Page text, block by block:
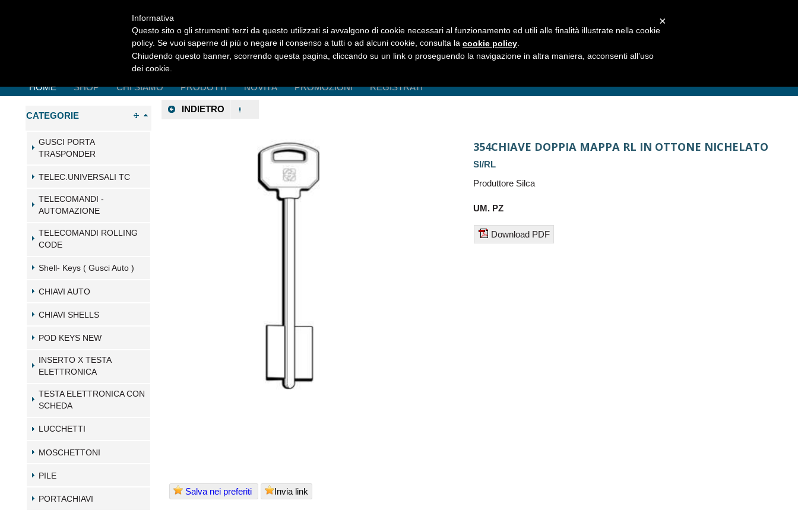
HOME SHOP CHI SIAMO PRODOTTI NOVITÀ PROMOZIONI REGISTRATI
CATEGORIE
GUSCI PORTA
TRASPONDER
TELEC.UNIVERSALI TC
TELECOMANDI -
AUTOMAZIONE
TELECOMANDI ROLLING
CODE
Shell- Keys ( Gusci Auto )
CHIAVI AUTO
CHIAVI SHELLS
POD KEYS NEW
INSERTO X TESTA
ELETTRONICA
TESTA ELETTRONICA CON
SCHEDA
LUCCHETTI
MOSCHETTONI
PILE
PORTACHIAVI
INDIETRO
354CHIAVE DOPPIA MAPPA RL IN OTTONE NICHELATO
SI/RL
Produttore Silca
UM. PZ
Download PDF
Salva nei preferiti Invia link
×
Informativa
Questo sito o gli strumenti terzi da questo utilizzati si avvalgono di cookie necessari al funzionamento ed utili alle finalità illustrate nella cookie
policy. Se vuoi saperne di più o negare il consenso a tutti o ad alcuni cookie, consulta la cookie policy
Chiudendo questo banner, scorrendo questa pagina, cliccando su un link o proseguendo la navigazione in altra maniera, acconsenti all’uso
dei cookie.